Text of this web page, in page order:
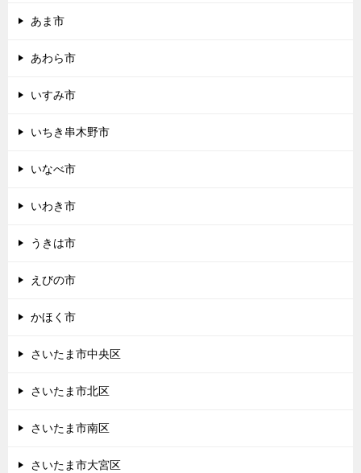
あま市
あわら市
いすみ市
いちき串木野市
いなべ市
いわき市
うきは市
えびの市
かほく市
さいたま市中央区
さいたま市北区
さいたま市南区
さいたま市大宮区